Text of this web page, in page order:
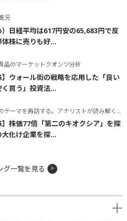
況
）日経平均は617円安の65,683円で反
株に売りも好...
晶のマーケットクオンツ分析
】ウォール街の戦略を応用した「良い
買う」投資法...
ーマを再訪する。アナリストが読み解くテーマの本質
】株価77倍「第二のキオクシア」を探
化け企業を探...
グ一覧を見る